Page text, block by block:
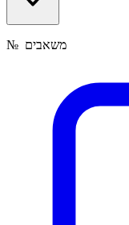
№ משאבים